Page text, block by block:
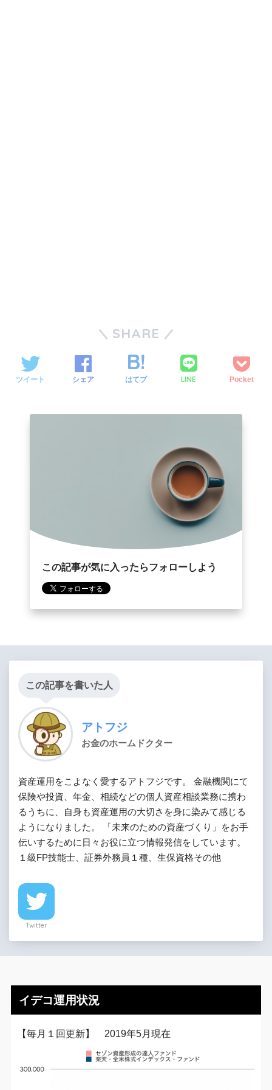
SHARE
ツイート シェア はてブ LINE Pocket
この記事が気に入ったらフォローしよう
この記事を書いた人
アトフジ
お金のホームドクター
資産運用をこよなく愛するアトフジです。 金融機関にて
保険や投資、年金、相続などの個人資産相談業務に携わ
るうちに、自身も資産運用の大切さを身に染みて感じる
ようになりました。 「未来のための資産づくり」をお手
伝いするために日々お役に立つ情報発信をしています。
１級FP技能士、証券外務員１種、生保資格その他
Twitter
イデコ運用状況
【毎月１回更新】 2019年5月現在